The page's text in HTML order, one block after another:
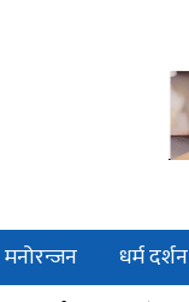
मनोरन्जन धर्म दर्शन